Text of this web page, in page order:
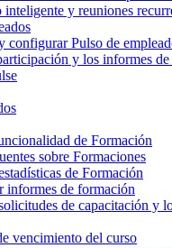
inteligente y reuniones
configurar Pulso de
y los informes
de Formación
sobre Formaciones
de Formación
informes de formación
de capacitación y
vencimiento del curso